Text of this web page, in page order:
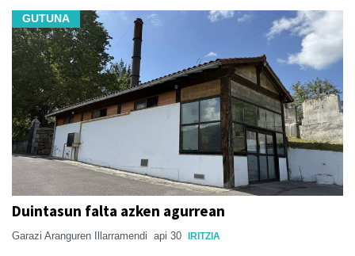
GUTUNA
Duintasun falta azken agurrean
Garazi Aranguren Illarramendi api 30 IRITZIA